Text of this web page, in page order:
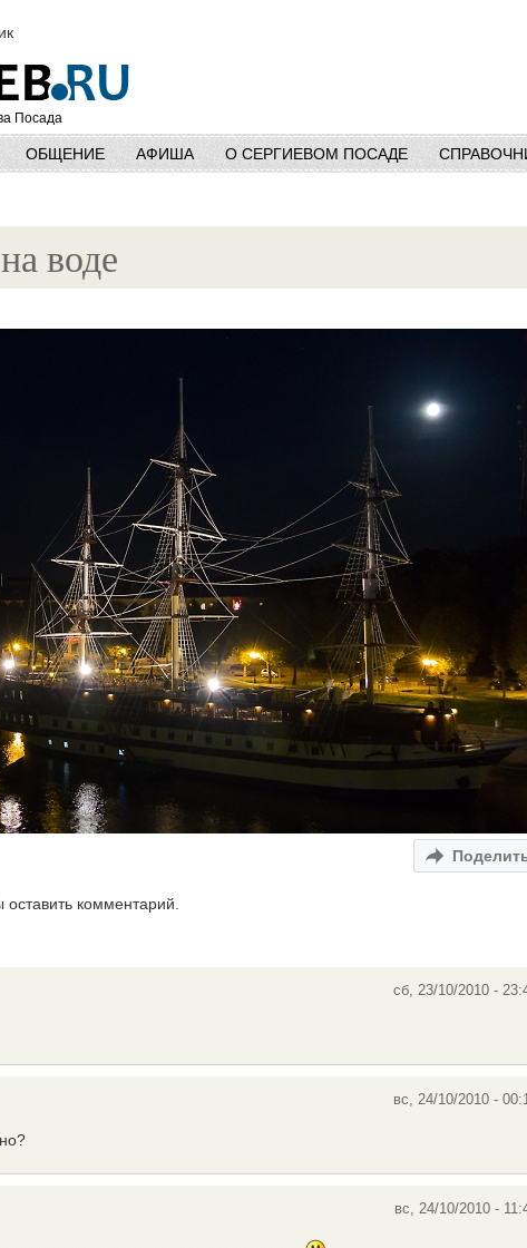
Посада
ОБЩЕНИЕ АФИША О СЕРГИЕВОМ ПОСАДЕ
воде
оставить комментарий.
сб, 23/10/2010 -
вс, 24/10/2010 -
вс, 24/10/2010 -